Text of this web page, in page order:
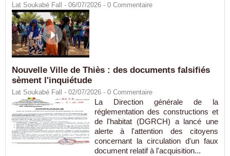
Lat Soukabé Fall - 06/07/2026 - 0 Commentaire
Nouvelle Ville de Thiès : des documents falsifiés
sèment l'inquiétude
Lat Soukabé Fall - 02/07/2026 - 0 Commentaire
La Direction générale de la
réglementation des constructions et
de l'habitat (DGRCH) a lancé une
alerte à l'attention des citoyens
concernant la circulation d'un faux
document relatif à l'acquisition...